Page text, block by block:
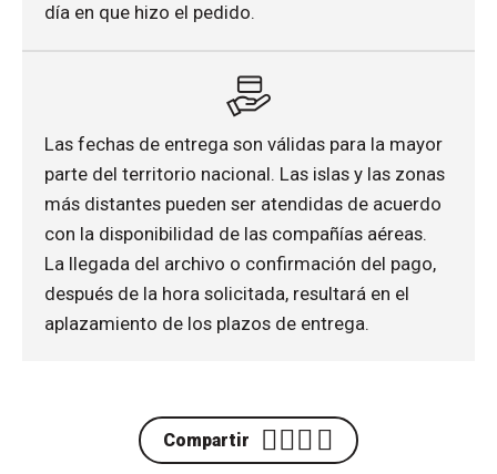
día en que hizo el pedido.
Las fechas de entrega son válidas para la mayor
parte del territorio nacional. Las islas y las zonas
más distantes pueden ser atendidas de acuerdo
con la disponibilidad de las compañías aéreas.
La llegada del archivo o confirmación del pago,
después de la hora solicitada, resultará en el
aplazamiento de los plazos de entrega.
Compartir